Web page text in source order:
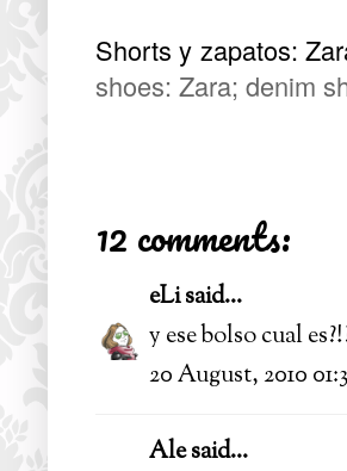
Shorts y zapatos:
shoes: Zara; denim
12 comments:
eLisaid...
y ese bolso cual
20 August, 2010
Alesaid...